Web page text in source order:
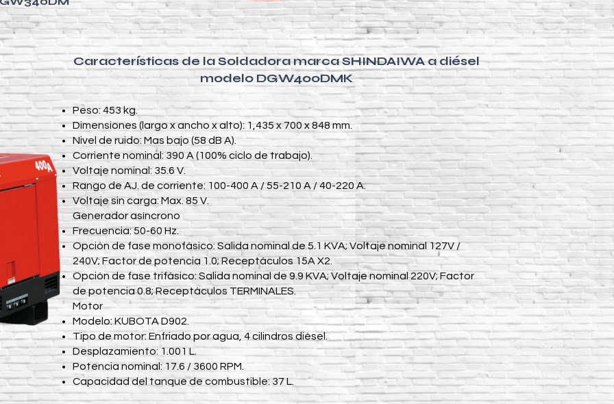
Características de la Soldadora marca SHINDAIWA a diésel
modelo DGW400DMK
Peso: 453 kg.​
Dimensiones (largo x ancho x alto): 1,435 x 700 x 848 mm.
Nivel de ruido: Mas bajo (58 dB A).
Corriente nominal: 390 A (100% ciclo de trabajo).
Voltaje nominal: 35.6 V.
Rango de AJ. de corriente: 100-400 A / 55-210 A / 40-220 A.
Voltaje sin carga: Max. 85 V.
Generador asíncrono
Frecuencia: 50-60 Hz.
Opción de fase monofásico: Salida nominal de 5.1 KVA; Voltaje nominal 127V /
240V; Factor de potencia 1.0; Receptáculos 15A X2.
Opción de fase trifásico: Salida nominal de 9.9 KVA; Voltaje nominal 220V; Factor
de potencia 0.8; Receptáculos TERMINALES.
Motor
Modelo: KUBOTA D902.
Tipo de motor: Enfriado por agua, 4 cilindros diésel.
Desplazamiento: 1.001 L.
Potencia nominal: 17.6 / 3600 RPM.
Capacidad del tanque de combustible: 37 L.